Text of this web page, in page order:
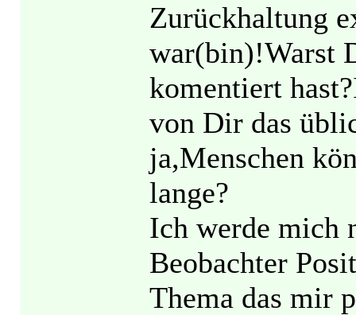
Zurückhaltung
war(bin)!Warst
komentiert
von Dir das
ja,Menschen
lange?
Ich werde mich
Beobachter
Thema das mir